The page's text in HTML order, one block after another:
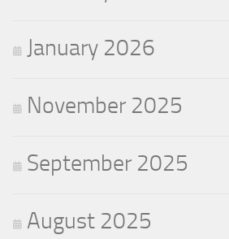
January 2026
November 2025
September 2025
August 2025